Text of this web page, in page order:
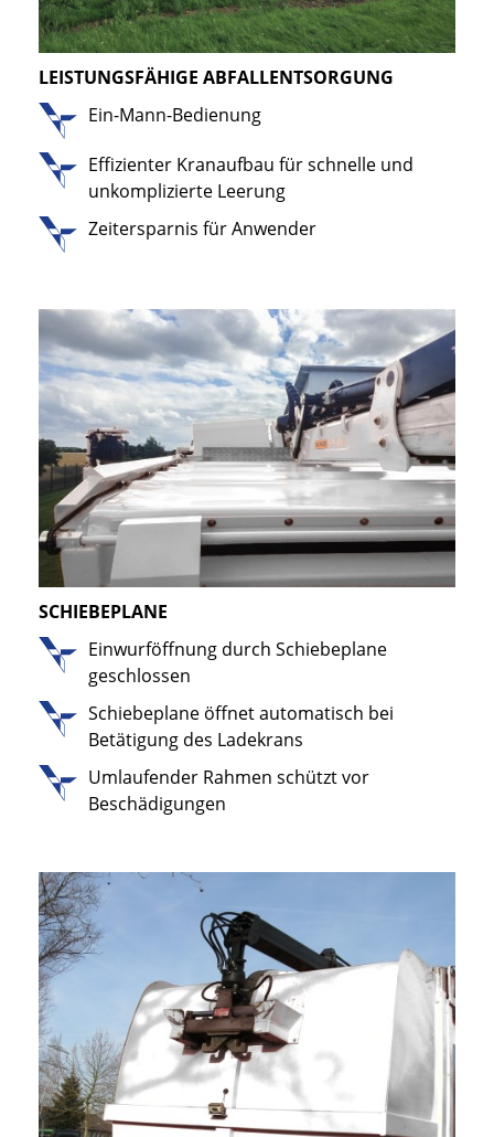
LEISTUNGSFÄHIGE ABFALLENTSORGUNG
Ein-Mann-Bedienung
Effizienter Kranaufbau für schnelle und
unkomplizierte Leerung
Zeitersparnis für Anwender
SCHIEBEPLANE
Einwurföffnung durch Schiebeplane
geschlossen
Schiebeplane öffnet automatisch bei
Betätigung des Ladekrans
Umlaufender Rahmen schützt vor
Beschädigungen